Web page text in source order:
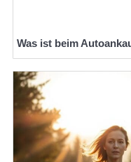
Was ist beim